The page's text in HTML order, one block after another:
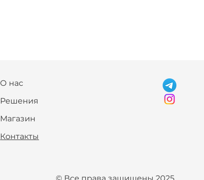
О нас
Решения
Магазин
Контакты